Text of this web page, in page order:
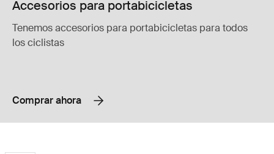
Accesorios para portabicicletas
Tenemos accesorios para portabicicletas para todos
los ciclistas
Comprar ahora